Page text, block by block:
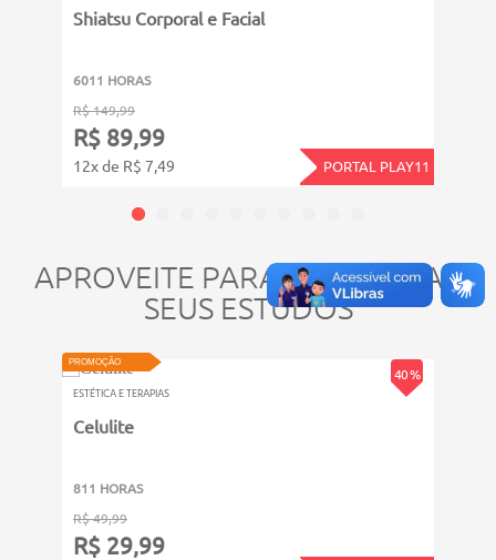
Shiatsu Corporal e Facial
6011 HORAS
R$ 149,99
R$ 89,99
12x de R$ 7,49 PORTAL PLAY11
APROVEITE PARA COMPLETAR
SEUS ESTUDOS
40 %
PROMOÇÃO
ESTÉTICA E TERAPIAS
Celulite
811 HORAS
R$ 49,99
R$ 29,99